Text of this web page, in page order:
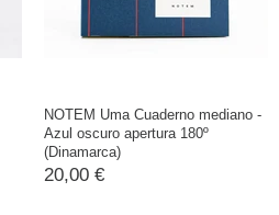
NOTEM Uma Cuaderno mediano -
Azul oscuro apertura 180º
(Dinamarca)
20,00 €